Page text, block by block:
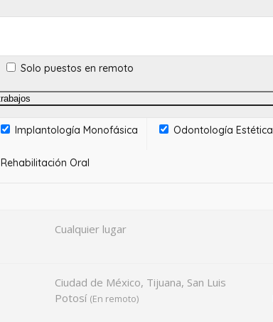
Solo puestos en remoto
Implantología Monofásica Odontología Estética
Rehabilitación Oral
Cualquier lugar
Ciudad de México, Tijuana, San Luis
Potosí (En remoto)